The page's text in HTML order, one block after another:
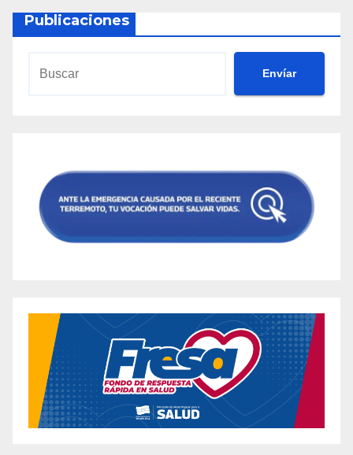
Publicaciones
Envíar